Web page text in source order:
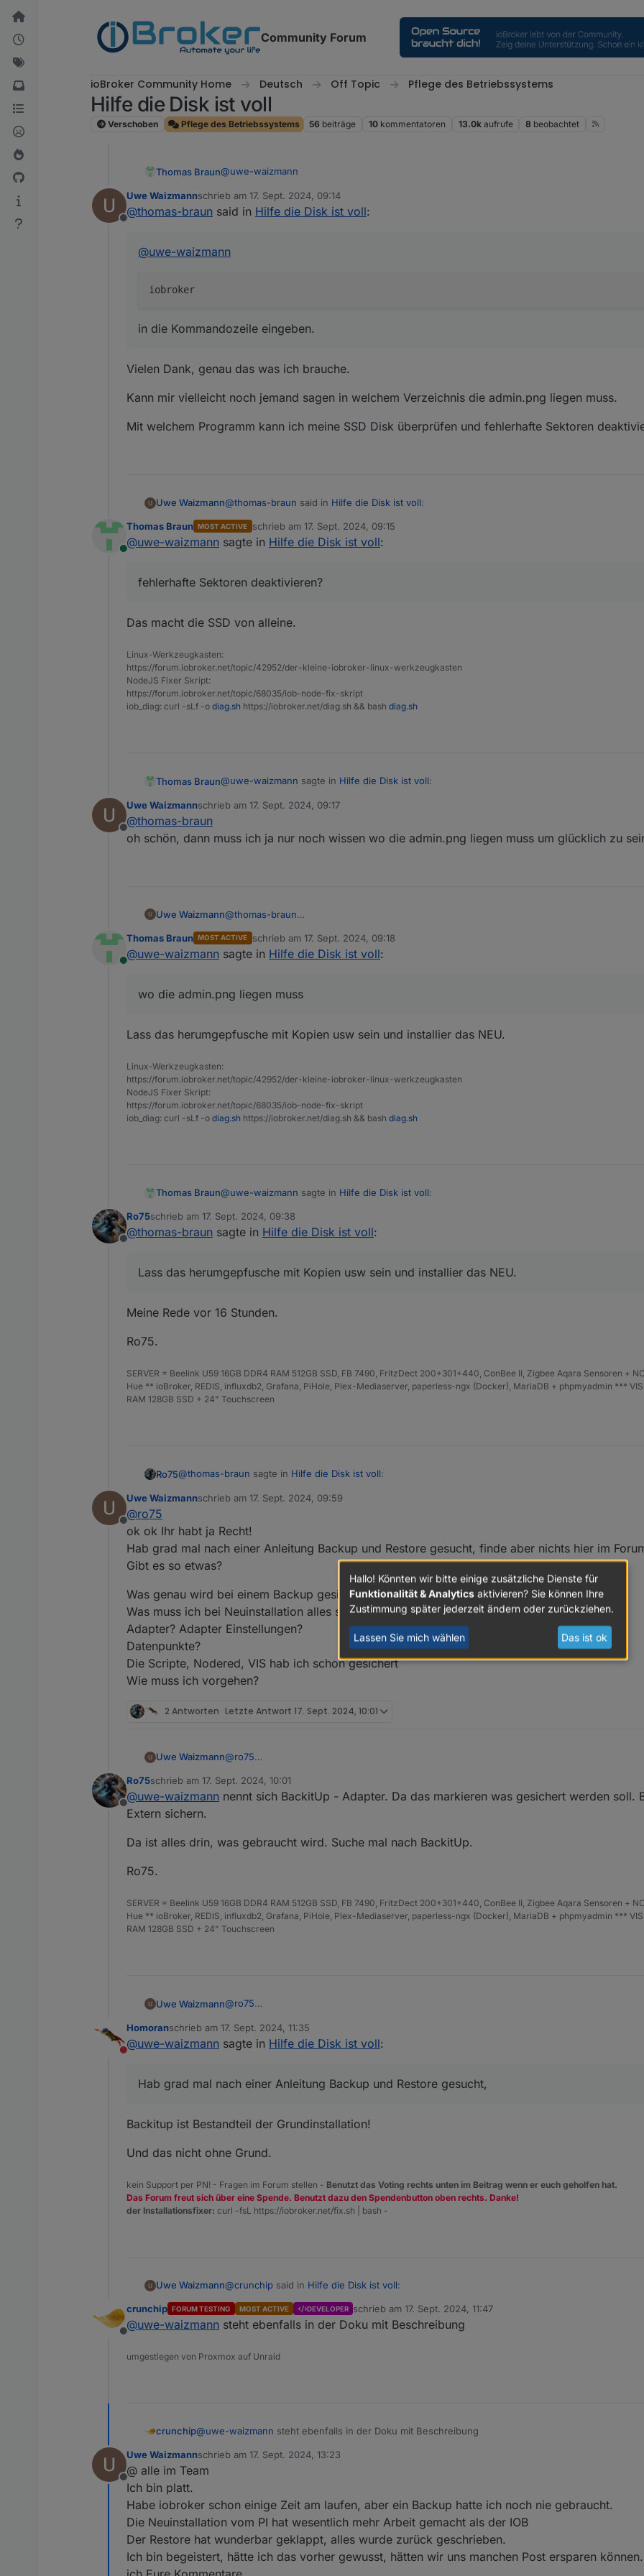
Weiter zum Inhalt
Community Forum
ioBroker Community Home Deutsch Off Topic Pflege des Betriebssystems
Hilfe die Disk ist voll
Verschoben Pflege des Betriebssystems 56 beiträge 10 kommentatoren 13.0k aufrufe 8 beobachtet
Thomas Braun@uwe-waizmann
Offline
Uwe Waizmannschrieb am 17. Sept. 2024, 09:14
zuletzt editiert von
@thomas-braun said in Hilfe die Disk ist voll:
@uwe-waizmann
in die Kommandozeile eingeben.
Vielen Dank, genau das was ich brauche.
Kann mir vielleicht noch jemand sagen in welchem Verzeichnis die admin.png liegen muss.
Mit welchem Programm kann ich meine SSD Disk überprüfen und fehlerhafte Sektoren
Uwe Waizmann@thomas-braun said in Hilfe die Disk ist voll:
@uwe-waizmann
Mit welchem Programm kann ich meine SSD Disk überprüfen und fehlerhafte Sektoren
Online
Thomas Braun MOST ACTIVE schrieb am 17. Sept. 2024, 09:15
zuletzt editiert von
@uwe-waizmann sagte in Hilfe die Disk ist voll:
fehlerhafte Sektoren deaktivieren?
Das macht die SSD von alleine.
Linux-Werkzeugkasten:
https://forum.iobroker.net/topic/42952/der-kleine-iobroker-linux-werkzeugkasten
NodeJS Fixer Skript:
https://forum.iobroker.net/topic/68035/iob-node-fix-skript
iob_diag: curl -sLf -o diag.sh https://iobroker.net/diag.sh && bash diag.sh
Thomas Braun@uwe-waizmann sagte in Hilfe die Disk ist voll:
Offline
Uwe Waizmannschrieb am 17. Sept. 2024, 09:17
zuletzt editiert von
@thomas-braun
oh schön, dann muss ich ja nur noch wissen wo die admin.png liegen muss um glücklich zu
Uwe Waizmann@thomas-braun
Online
Thomas Braun MOST ACTIVE schrieb am 17. Sept. 2024, 09:18
zuletzt editiert von
@uwe-waizmann sagte in Hilfe die Disk ist voll:
wo die admin.png liegen muss
Lass das herumgepfusche mit Kopien usw sein und installier das NEU.
Linux-Werkzeugkasten:
https://forum.iobroker.net/topic/42952/der-kleine-iobroker-linux-werkzeugkasten
NodeJS Fixer Skript:
https://forum.iobroker.net/topic/68035/iob-node-fix-skript
iob_diag: curl -sLf -o diag.sh https://iobroker.net/diag.sh && bash diag.sh
Thomas Braun@uwe-waizmann sagte in Hilfe die Disk ist voll:
wo die admin.png liegen muss
Lass das herumgepfusche mit Kopien usw sein und installier das NEU.
Offline
Ro75schrieb am 17. Sept. 2024, 09:38
zuletzt editiert von
@thomas-braun sagte in Hilfe die Disk ist voll:
Lass das herumgepfusche mit Kopien usw sein und installier das NEU.
Meine Rede vor 16 Stunden.
Ro75.
SERVER = Beelink U59 16GB DDR4 RAM 512GB SSD, FB 7490, FritzDect 200+301+440, ConBee II, Zigbee Aqara Sensoren +
Hue ** ioBroker, REDIS, influxdb2, Grafana, PiHole, Plex-Mediaserver, paperless-ngx (Docker), MariaDB + phpmyadmin ***
RAM 128GB SSD + 24" Touchscreen
Ro75@thomas-braun sagte in Hilfe die Disk ist voll:
Meine Rede vor 16 Stunden.
Offline
Uwe Waizmannschrieb am 17. Sept. 2024, 09:59
zuletzt editiert von
@ro75
ok ok Ihr habt ja Recht!
Hab grad mal nach einer Anleitung Backup und Restore gesucht, finde aber nichts hier im
Gibt es so etwas?
Was genau wird bei einem Backup gesichert?
Was muss ich bei Neuinstallation alles selbst installieren?
Adapter? Adapter Einstellungen?
Datenpunkte?
Die Scripte, Nodered, VIS hab ich schon gesichert
Wie muss ich vorgehen?
2 Antworten Letzte Antwort 17. Sept. 2024, 10:01
Uwe Waizmann@ro75
Hab grad mal nach einer Anleitung Backup und Restore gesucht, finde aber nichts hier im
Gibt es so etwas?
Was genau wird bei einem Backup gesichert?
Was muss ich bei Neuinstallation alles selbst installieren?
Die Scripte, Nodered, VIS hab ich schon gesichert
Wie muss ich vorgehen?
Offline
Ro75schrieb am 17. Sept. 2024, 10:01
zuletzt editiert von
@uwe-waizmann nennt sich BackitUp - Adapter. Da das markieren was gesichert werden soll.
Extern sichern.
Da ist alles drin, was gebraucht wird. Suche mal nach BackitUp.
Ro75.
SERVER = Beelink U59 16GB DDR4 RAM 512GB SSD, FB 7490, FritzDect 200+301+440, ConBee II, Zigbee Aqara Sensoren +
Hue ** ioBroker, REDIS, influxdb2, Grafana, PiHole, Plex-Mediaserver, paperless-ngx (Docker), MariaDB + phpmyadmin ***
RAM 128GB SSD + 24" Touchscreen
Uwe Waizmann@ro75
Hab grad mal nach einer Anleitung Backup und Restore gesucht, finde aber nichts hier im
Gibt es so etwas?
Was genau wird bei einem Backup gesichert?
Was muss ich bei Neuinstallation alles selbst installieren?
Die Scripte, Nodered, VIS hab ich schon gesichert
Nicht stören
Homoranschrieb am 17. Sept. 2024, 11:35
zuletzt editiert von
@uwe-waizmann sagte in Hilfe die Disk ist voll:
Hab grad mal nach einer Anleitung Backup und Restore gesucht,
Backitup ist Bestandteil der Grundinstallation!
Und das nicht ohne Grund.
kein Support per PN! - Fragen im Forum stellen - Benutzt das Voting rechts unten im Beitrag wenn er euch geholfen hat.
Das Forum freut sich über eine Spende. Benutzt dazu den Spendenbutton oben rechts. Danke!
der Installationsfixer: curl -fsL https://iobroker.net/fix.sh | bash -
Uwe Waizmann@crunchip said in Hilfe die Disk ist voll:
@uwe-waizmann sagte inHilfe die Disk ist voll:
was mache ich da falsch
Offline
crunchip FORUM TESTING MOST ACTIVE DEVELOPER schrieb am 17. Sept. 2024, 11:47
zuletzt editiert von
@uwe-waizmann steht ebenfalls in der Doku mit Beschreibung
umgestiegen von Proxmox auf Unraid
crunchip@uwe-waizmann steht ebenfalls in der Doku mit Beschreibung
Offline
Uwe Waizmannschrieb am 17. Sept. 2024, 13:23
zuletzt editiert von
@ alle im Team
Ich bin platt.
Habe iobroker schon einige Zeit am laufen, aber ein Backup hatte ich noch nie gebraucht.
Die Neuinstallation vom PI hat wesentlich mehr Arbeit gemacht als der IOB
Der Restore hat wunderbar geklappt, alles wurde zurück geschrieben.
Ich bin begeistert, hätte ich das vorher gewusst, hätten wir uns manchen Post ersparen
Hallo! Könnten wir bitte einige zusätzliche Dienste für
Funktionalität & Analytics aktivieren? Sie können Ihre
Zustimmung später jederzeit ändern oder zurückziehen.
Lassen Sie mich wählen Das ist ok